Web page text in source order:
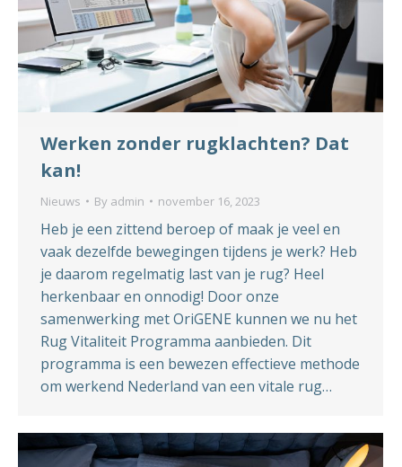
Werken zonder rugklachten? Dat
kan!
Nieuws By admin november 16, 2023
Heb je een zittend beroep of maak je veel en
vaak dezelfde bewegingen tijdens je werk? Heb
je daarom regelmatig last van je rug? Heel
herkenbaar en onnodig! Door onze
samenwerking met OriGENE kunnen we nu het
Rug Vitaliteit Programma aanbieden. Dit
programma is een bewezen effectieve methode
om werkend Nederland van een vitale rug…